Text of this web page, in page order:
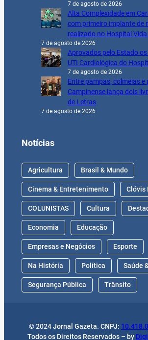
7 de agosto de 2026
Alta Complexidade em
com primeiro implante de
realizado no Hospital Vida
7 de agosto de 2026
Aprovados pelo Estado
UTI Cardiológica do
7 de agosto de 2026
Entre pampas, colmeias e
Campinense lança dois
de Letras
7 de agosto de 2026
Notícias
Agricultura Brasil & Mundo
Cinema & Entretenimento Clóvis
COLUNISTAS Cultura
Economia Educação
Empresas e Negócios Esporte
Na História Política Saúde
Segurança Pública Trânsito
© 2024 Jornal Gazeta. CNPJ:
Todos os Direitos Reservados – by